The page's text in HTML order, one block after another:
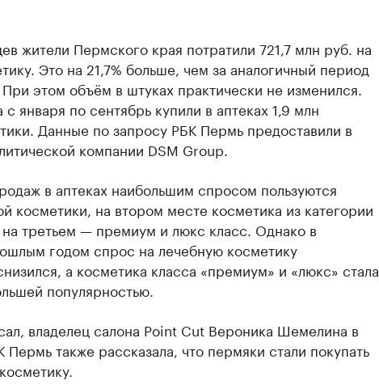
жители Пермского края потратили 721,7 млн руб. на
Это на 21,7% больше, чем за аналогичный период
этом объём в штуках практически не изменился.
января по сентябрь купили в аптеках 1,9 млн
Данные по запросу РБК Пермь предоставили в
компании DSM Group.
в аптеках наибольшим спросом пользуются
косметики, на втором месте косметика из категории
третьем — премиум и люкс класс. Однако в
годом спрос на лечебную косметику
а косметика класса «премиум» и «люкс» стала
популярностью.
владелец салона Point Cut Вероника Шемелина в
Пермь также рассказала, что пермяки стали покупать